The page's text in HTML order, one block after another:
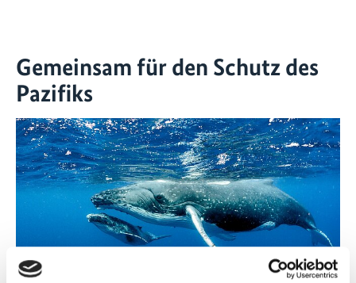
Gemeinsam für den Schutz des
Pazifiks